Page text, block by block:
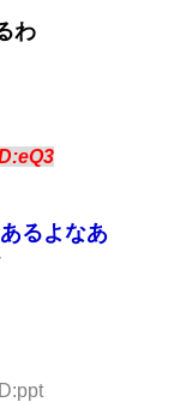
わ
るよなあ